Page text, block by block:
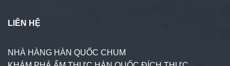
LIÊN HỆ
NHÀ HÀNG HÀN QUỐC CHUM